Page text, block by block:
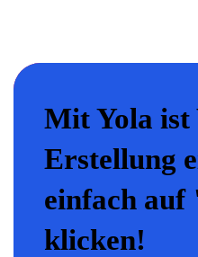
Mit Yola ist
Erstellung
einfach
klicken!